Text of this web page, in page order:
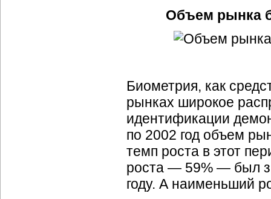
Объем рынка
Биометрия, как
рынках широкое
идентификации
по 2002 год объем
темп роста в этот
роста — 59% — был
году. А наименьший